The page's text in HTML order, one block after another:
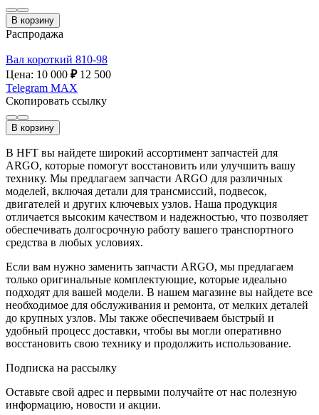
В корзину
Распродажа
Вал короткий 810-98
Цена: 10 000 ₽ 12 500
Telegram MAX
Скопировать ссылку
В корзину
В HFT вы найдете широкий ассортимент запчастей для
ARGO, которые помогут восстановить или улучшить вашу
технику. Мы предлагаем запчасти ARGO для различных
моделей, включая детали для трансмиссий, подвесок,
двигателей и других ключевых узлов. Наша продукция
отличается высоким качеством и надежностью, что позволяет
обеспечивать долгосрочную работу вашего транспортного
средства в любых условиях.
Если вам нужно заменить запчасти ARGO, мы предлагаем
только оригинальные комплектующие, которые идеально
подходят для вашей модели. В нашем магазине вы найдете все
необходимое для обслуживания и ремонта, от мелких деталей
до крупных узлов. Мы также обеспечиваем быстрый и
удобный процесс доставки, чтобы вы могли оперативно
восстановить свою технику и продолжить использование.
Подписка на рассылку
Оставьте свой адрес и первыми получайте от нас полезную
информацию, новости и акции.